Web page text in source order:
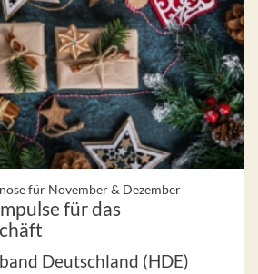
für November & Dezember
für das
Deutschland (HDE)